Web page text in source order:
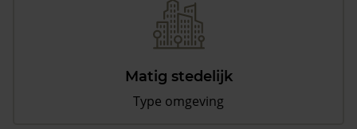
Matig stedelijk
Type omgeving